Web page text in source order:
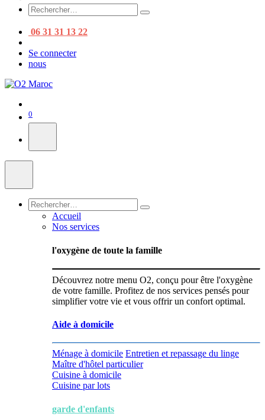
06 31 31 13 22
Se connecter
nous
0
Accueil
Nos services
l'oxygène de toute la famille
Découvrez notre menu O2, conçu pour être l'oxygène
de votre famille. Profitez de nos services pensés pour
simplifier votre vie et vous offrir un confort optimal.
Aide à domicile
Ménage à domicile Entretien et repassage du linge
Maître d'hôtel particulier
Cuisine à domicile
Cuisine par lots
garde d'enfants